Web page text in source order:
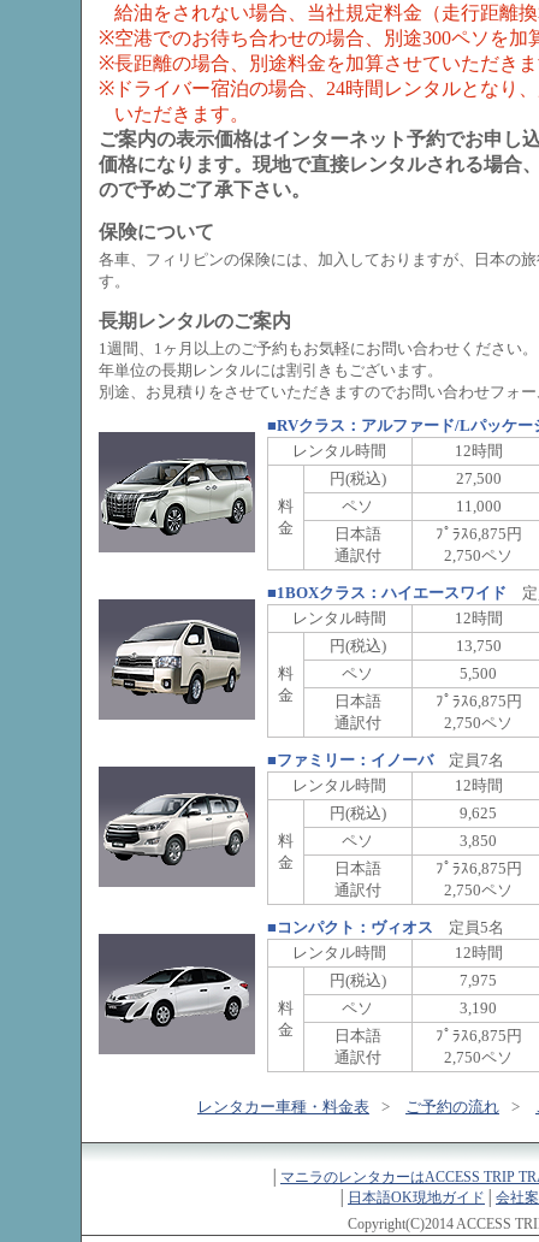
給油をされない場合、当社規定料金（走行距離
※空港でのお待ち合わせの場合、別途300ペソを加
※長距離の場合、別途料金を加算させていただき
※ドライバー宿泊の場合、24時間レンタルとなり
いただきます。
ご案内の表示価格はインターネット予約でお申し
価格になります。現地で直接レンタルされる場合
ので予めご了承下さい。
保険について
各車、フィリピンの保険には、加入しておりますが、日本の
す。
長期レンタルのご案内
1週間、1ヶ月以上のご予約もお気軽にお問い合わせください。
年単位の長期レンタルには割引きもございます。
別途、お見積りをさせていただきますのでお問い合わせフォ
■RVクラス：アルファード/Lパッケー
レンタル時間
12時間
料
金
円(税込)
27,500
ペソ
11,000
日本語
通訳付
ﾌﾟﾗｽ6,875円
2,750ペソ
■1BOXクラス：ハイエースワイド 定
レンタル時間
12時間
料
金
円(税込)
13,750
ペソ
5,500
日本語
通訳付
ﾌﾟﾗｽ6,875円
2,750ペソ
■ファミリー：イノーバ定員7名
レンタル時間
12時間
料
金
円(税込)
9,625
ペソ
3,850
日本語
通訳付
ﾌﾟﾗｽ6,875円
2,750ペソ
■コンパクト：ヴィオス 定員5名
レンタル時間
12時間
料
金
円(税込)
7,975
ペソ
3,190
日本語
通訳付
ﾌﾟﾗｽ6,875円
2,750ペソ
レンタカー車種・料金表 > ご予約の流れ >
マニラのレンタカーはACCESS TRIP
日本語OK現地ガイド
会社
Copyright(C)2014 ACCESS